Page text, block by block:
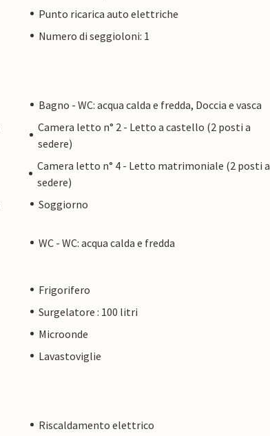
Punto ricarica auto elettriche
Numero di seggioloni: 1
Bagno - WC: acqua calda e fredda, Doccia e vasca
Camera letto n° 2 - Letto a castello (2 posti a
sedere)
Camera letto n° 4 - Letto matrimoniale (2 posti a
sedere)
Soggiorno
WC - WC: acqua calda e fredda
Frigorifero
Surgelatore : 100 litri
Microonde
Lavastoviglie
Riscaldamento elettrico